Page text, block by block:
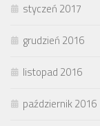
styczeń 2017
grudzień 2016
listopad 2016
październik 2016